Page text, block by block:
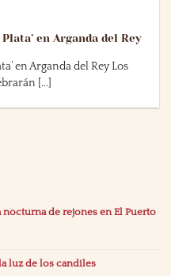
en Arganda del Rey
en Arganda del Rey Los
[...]
de rejones en El Puerto
luz de los candiles